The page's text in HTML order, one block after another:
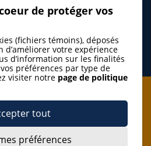
à l'infolettre
de protéger vos
(fichiers témoins), déposés
d’améliorer votre expérience
d’information sur les finalités
préférences par type de
visiter notre page de politique
tout
préférences